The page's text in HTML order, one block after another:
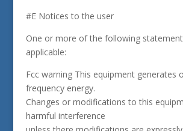
#E Notices to the user
One or more of the following
applicable:
Fcc warning This equipment generates
frequency energy.
Changes or modifications to this
harmful interference